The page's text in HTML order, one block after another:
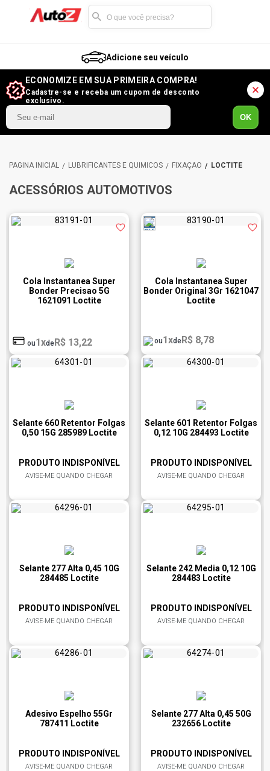
Adicione seu veículo
ECONOMIZE EM SUA PRIMEIRA COMPRA!
Cadastre-se e receba um cupom de desconto
exclusivo.
OK
LUBRIFICANTES E QUÍMICOS FIXAÇÃO LOCTITE
ACESSÓRIOS AUTOMOTIVOS
Cola Instantanea Super
Bonder Precisao 5G
1621091 Loctite
ou1xdeR$ 13,22
Cola Instantanea Super
Bonder Original 3Gr 1621047
Loctite
ou1xdeR$ 8,78
Selante 660 Retentor Folgas
0,50 15G 285989 Loctite
PRODUTO INDISPONÍVEL
AVISE-ME QUANDO CHEGAR
Selante 601 Retentor Folgas
0,12 10G 284493 Loctite
PRODUTO INDISPONÍVEL
AVISE-ME QUANDO CHEGAR
Selante 277 Alta 0,45 10G
284485 Loctite
PRODUTO INDISPONÍVEL
AVISE-ME QUANDO CHEGAR
Selante 242 Media 0,12 10G
284483 Loctite
PRODUTO INDISPONÍVEL
AVISE-ME QUANDO CHEGAR
Adesivo Espelho 55Gr
787411 Loctite
PRODUTO INDISPONÍVEL
AVISE-ME QUANDO CHEGAR
Selante 277 Alta 0,45 50G
232656 Loctite
PRODUTO INDISPONÍVEL
AVISE-ME QUANDO CHEGAR